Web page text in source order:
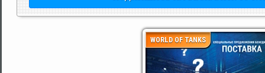
WORLD OF TANKS